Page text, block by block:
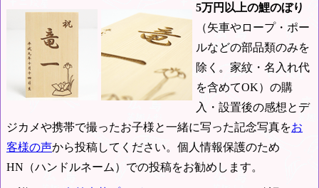
5万円以上の鯉のぼり
（矢車やロープ・ポー
ルなどの部品類のみを
除く。家紋・名入れ代
を含めてOK）の購
入・設置後の感想とデ
ジカメや携帯で撮ったお子様と一緒に写った記念写真をお
客様の声から投稿してください。個人情報保護のため
HN（ハンドルネーム）での投稿をお勧めします。